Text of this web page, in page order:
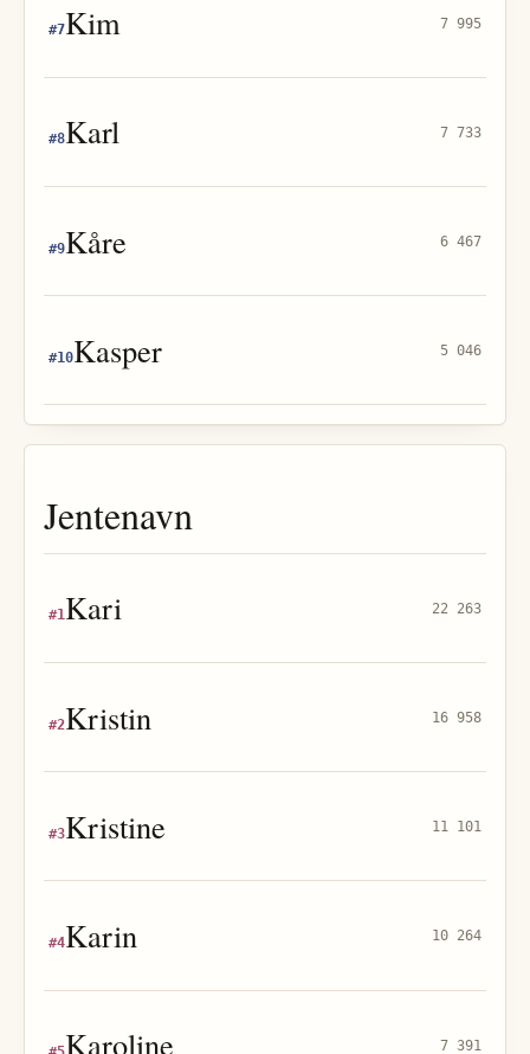
#7Kim 7 995
#8Karl 7 733
#9Kåre 6 467
#10Kasper 5 046
Jentenavn
#1Kari 22 263
#2Kristin 16 958
#3Kristine 11 101
#4Karin 10 264
Karoline 7 391